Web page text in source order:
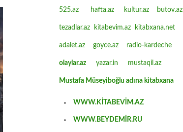
525.az hafta.az kultur.az butov.az
tezadlar.az kitabevim.az kitabxana.net
adalet.az goyce.az radio-kardeche
olaylar.az yazar.in mustaqil.az
Mustafa Müseyiboğlu adına kitabxana
WWW.KİTABEVİM.AZ
WWW.BEYDEMİR.RU